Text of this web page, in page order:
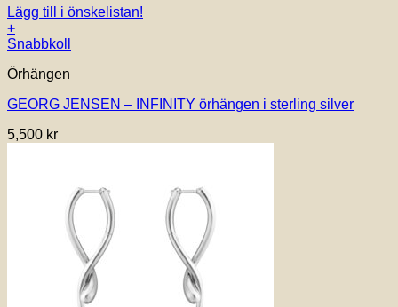
Lägg till i önskelistan!
+
Snabbkoll
Örhängen
GEORG JENSEN – INFINITY örhängen i sterling silver
5,500 kr